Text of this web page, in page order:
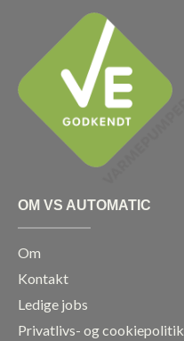
o
t
g
r
a
m
e
d
OM VS AUTOMATIC
Om
Kontakt
Ledige jobs
Privatlivs- og cookiepolitik